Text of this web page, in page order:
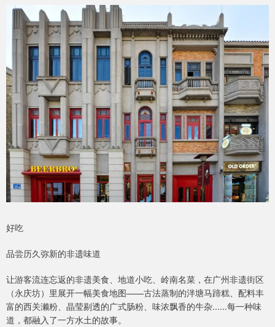
好吃
品尝历久弥新的非遗味道
让游客流连忘返的非遗美食、地道小吃、岭南名菜，在广州非遗街区
（永庆坊）里展开一幅美食地图——古法蒸制的泮塘马蹄糕、配料丰
富的西关濑粉、晶莹剔透的广式肠粉、味浓飘香的牛杂......每一种味
道，都融入了一方水土的故事。